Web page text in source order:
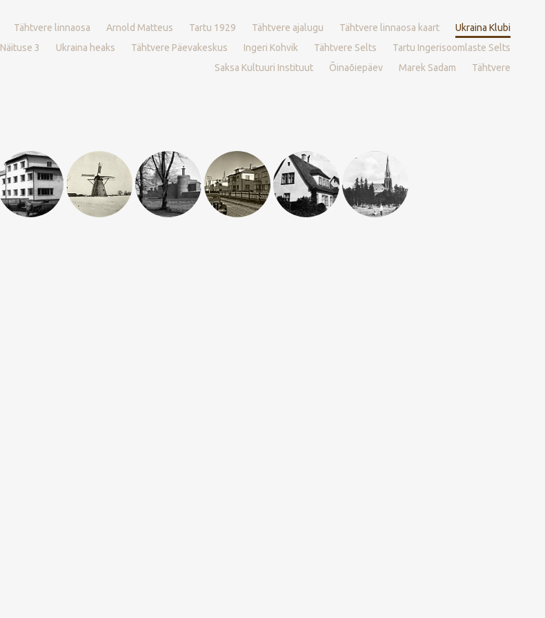
Tähtvere linnaosa Arnold Matteus Tartu 1929 Tähtvere ajalugu Tähtvere linnaosa kaart
Ukraina Klubi
Näituse 3 Ukraina heaks Tähtvere Päevakeskus Ingeri Kohvik Tähtvere Selts
Tartu Ingerisoomlaste Selts
Saksa Kultuuri Instituut
Õinaõiepäev Marek Sadam Tähtvere